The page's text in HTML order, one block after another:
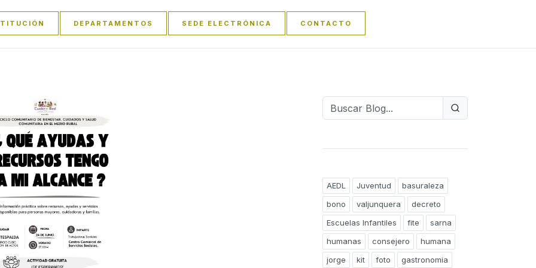
DEPARTAMENTOS SEDE ELECTRÓNICA CONTACTO
AEDL Juventud
basuraleza
bono
valjunquera
decreto
Escuelas Infantiles
fite
sarna
humanas
consejero
humana
jorge
kit foto gastronomia